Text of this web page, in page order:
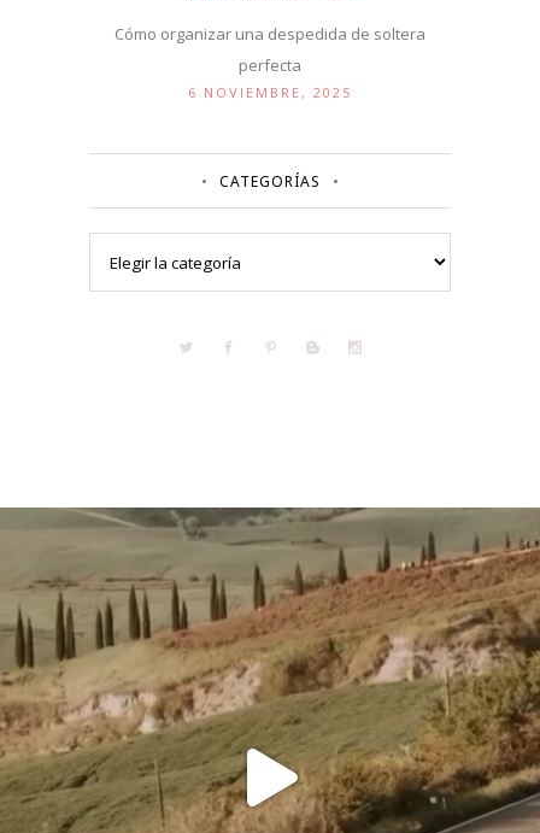
Cómo organizar una despedida de soltera
perfecta
6 NOVIEMBRE, 2025
CATEGORÍAS